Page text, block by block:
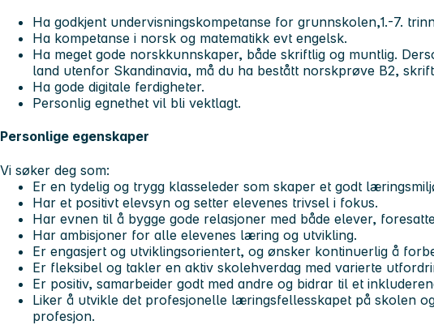
Ha godkjent undervisningskompetanse for grunnskolen,1.-7.
Ha kompetanse i norsk og matematikk evt engelsk.
Ha meget gode norskkunnskaper, både skriftlig og muntlig.
land utenfor Skandinavia, må du ha bestått norskprøve B2,
Ha gode digitale ferdigheter.
Personlig egnethet vil bli vektlagt.
Personlige egenskaper
Vi søker deg som:
Er en tydelig og trygg klasseleder som skaper et godt
Har et positivt elevsyn og setter elevenes trivsel i fokus.
Har evnen til å bygge gode relasjoner med både elever,
Har ambisjoner for alle elevenes læring og utvikling.
Er engasjert og utviklingsorientert, og ønsker kontinuerlig å
Er fleksibel og takler en aktiv skolehverdag med varierte
Er positiv, samarbeider godt med andre og bidrar til et
Liker å utvikle det profesjonelle læringsfellesskapet på skolen
profesjon.